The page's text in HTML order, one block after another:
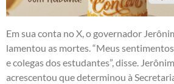
Em sua conta no X, o governador
lamentou as mortes. “Meus
e colegas dos estudantes”, disse.
acrescentou que determinou à